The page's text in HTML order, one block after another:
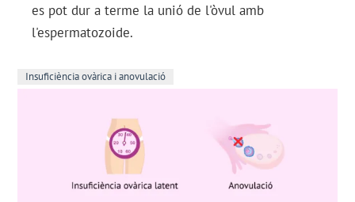
es pot dur a terme la unió de l'òvul amb
l'espermatozoide.
Insuficiència ovàrica i anovulació